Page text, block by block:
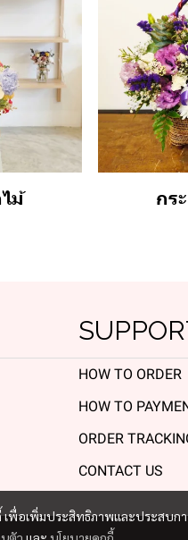
ม้ กร
เพื่อเพิ่มประสิทธิภาพและประสบก
HOW TO ORDER
HOW TO
ORDER
CONTACT US